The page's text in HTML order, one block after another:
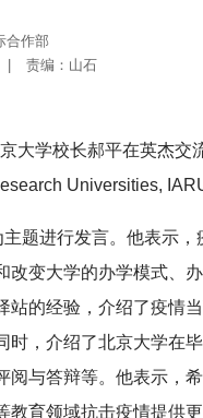
合作部
责编：山石
大学校长郝平在英杰交
Universities,
主题进行发言。他表示
改变大学的办学模式、
站的经验，介绍了疫情
时，介绍了北京大学在
阅与答辩等。他表示，
育领域抗击疫情提供更